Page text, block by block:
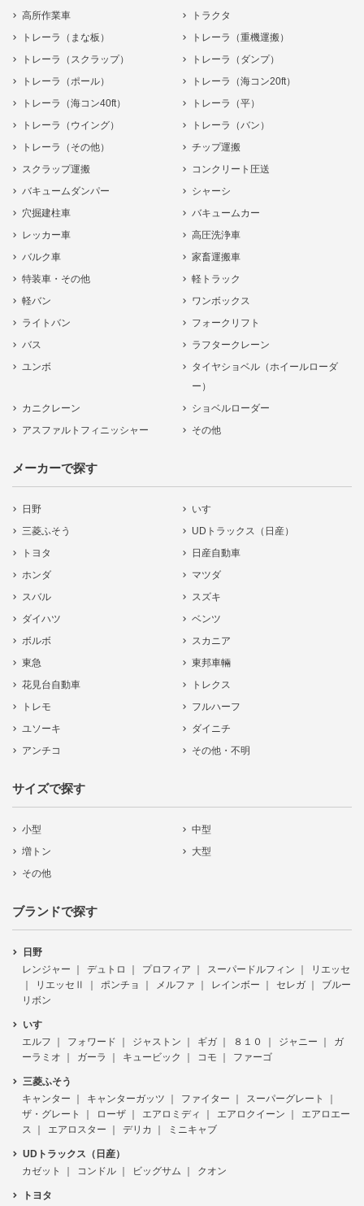
高所作業車
トラクタ
トレーラ（まな板）
トレーラ（重機運搬）
トレーラ（スクラップ）
トレーラ（ダンプ）
トレーラ（ポール）
トレーラ（海コン20ft）
トレーラ（海コン40ft）
トレーラ（平）
トレーラ（ウイング）
トレーラ（バン）
トレーラ（その他）
チップ運搬
スクラップ運搬
コンクリート圧送
バキュームダンパー
シャーシ
穴掘建柱車
バキュームカー
レッカー車
高圧洗浄車
バルク車
家畜運搬車
特装車・その他
軽トラック
軽バン
ワンボックス
ライトバン
フォークリフト
バス
ラフタークレーン
ユンボ
タイヤショベル（ホイールローダ
ー）
カニクレーン
ショベルローダー
アスファルトフィニッシャー
その他
メーカーで探す
日野
いすゞ
三菱ふそう
UDトラックス（日産）
トヨタ
日産自動車
ホンダ
マツダ
スバル
スズキ
ダイハツ
ベンツ
ボルボ
スカニア
東急
東邦車輛
花見台自動車
トレクス
トレモ
フルハーフ
ユソーキ
ダイニチ
アンチコ
その他・不明
サイズで探す
小型
中型
増トン
大型
その他
ブランドで探す
日野
レンジャー
デュトロ プロフィア スーパードルフィン
リエッセ
リエッセⅡ
ポンチョ メルファ レインボー セレガ
ブルー
リボン
いすゞ
エルフ
フォワード ジャストン ギガ ８１０ ジャニー
ガ
ーラミオ
ガーラ キュービック コモ ファーゴ
三菱ふそう
キャンター
キャンターガッツ ファイター
スーパーグレート
ザ・グレート
ローザ エアロミディ エアロクイーン
エアロエー
ス
エアロスター デリカ ミニキャブ
UDトラックス（日産）
カゼット
コンドル ビッグサム クオン
トヨタ